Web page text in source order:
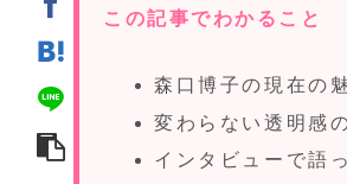
この記事でわかること
森口博子の現在の
変わらない透明感
インタビューで語